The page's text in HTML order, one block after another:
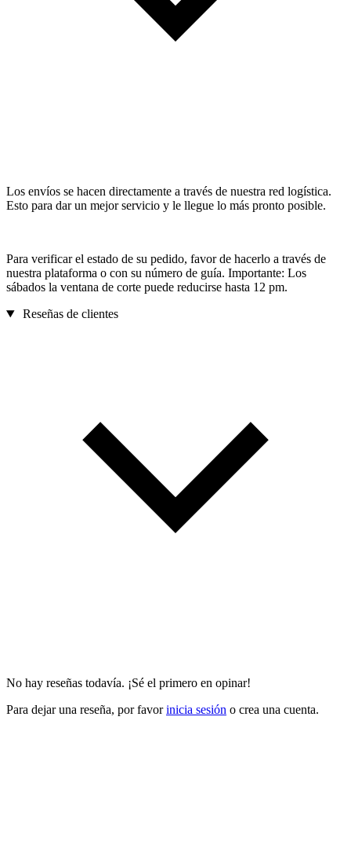
Los envíos se hacen directamente a través de nuestra red logística.
Esto para dar un mejor servicio y le llegue lo más pronto posible.
Para verificar el estado de su pedido, favor de hacerlo a través de
nuestra plataforma o con su número de guía. Importante: Los
sábados la ventana de corte puede reducirse hasta 12 pm.
Reseñas de clientes
No hay reseñas todavía. ¡Sé el primero en opinar!
Para dejar una reseña, por favorinicia sesión o crea una cuenta.